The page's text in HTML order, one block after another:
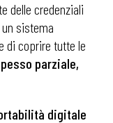
delle credenziali
sistema
di coprire tutte le
parziale,
digitale